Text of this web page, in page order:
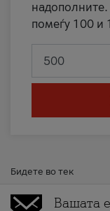
помеѓу 100 и
Бидете во тек